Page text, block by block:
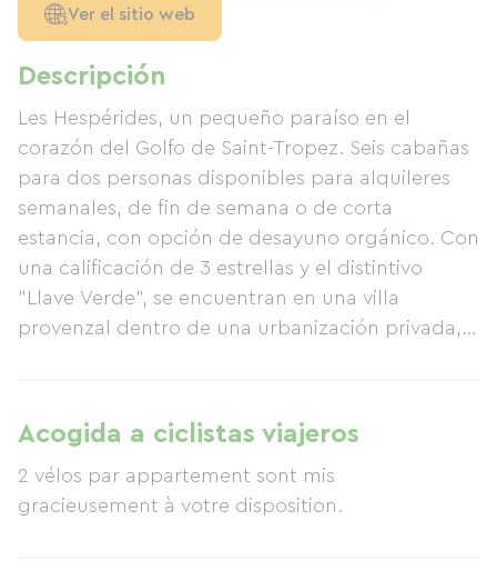
Descripción
Les Hespérides, un pequeño paraíso en el
corazón del Golfo de Saint-Tropez. Seis cabañas
para dos personas disponibles para alquileres
semanales, de fin de semana o de corta
estancia, con opción de desayuno orgánico. Con
una calificación de 3 estrellas y el distintivo
"Llave Verde", se encuentran en una villa
provenzal dentro de una urbanización privada,
opción de masajes terapéuticos y sauna de
infrarrojos. Ideal para parejas que buscan
recargar energías en un entorno tranquilo con
una piscina natural infinita (13x6 m), tumbonas y
Acogida a ciclistas viajeros
2 vélos par appartement sont mis
gracieusement à votre disposition.
Ver el sitio web